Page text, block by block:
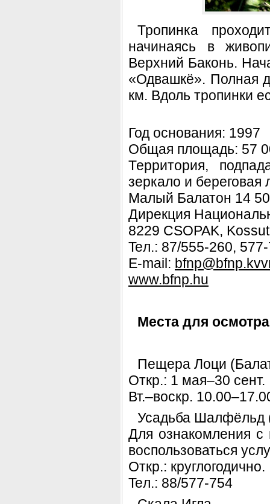
Тропинка
начинаясь в
Верхний Баконь.
«Одвашкё». Полная
км. Вдоль тропинки
Год основания: 1997
Общая площадь: 57
Территория,
зеркало и береговая
Малый Балатон 14
Дирекция
8229 CSOPAK,
Teл.: 87/555-260,
E-mail:
www.bfnp.hu
Места для
Пещера Лоци
Откр.: 1 мая–30 сент.
Вт.–воскр.
Усадьба Шалфёльд
Для ознакомления с
воспользоваться
Откр.: круглогодично.
Teл.: 88/577-754